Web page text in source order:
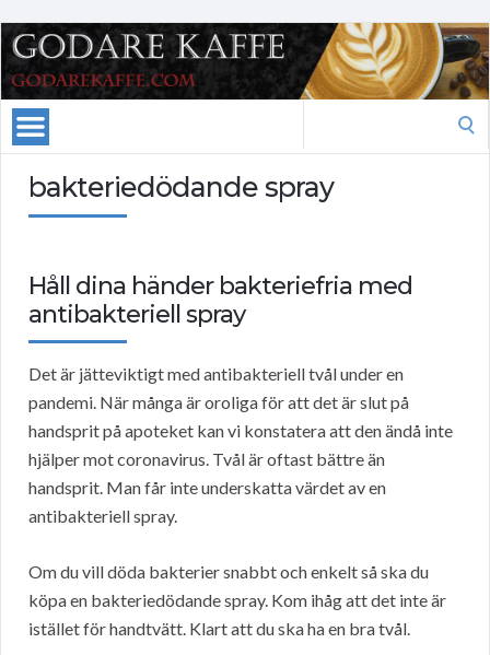
bakteriedödande spray
Håll dina händer bakteriefria med
antibakteriell spray
Det är jätteviktigt med antibakteriell tvål under en
pandemi. När många är oroliga för att det är slut på
handsprit på apoteket kan vi konstatera att den ändå inte
hjälper mot coronavirus. Tvål är oftast bättre än
handsprit. Man får inte underskatta värdet av en
antibakteriell spray.
Om du vill döda bakterier snabbt och enkelt så ska du
köpa en bakteriedödande spray. Kom ihåg att det inte är
istället för handtvätt. Klart att du ska ha en bra tvål.